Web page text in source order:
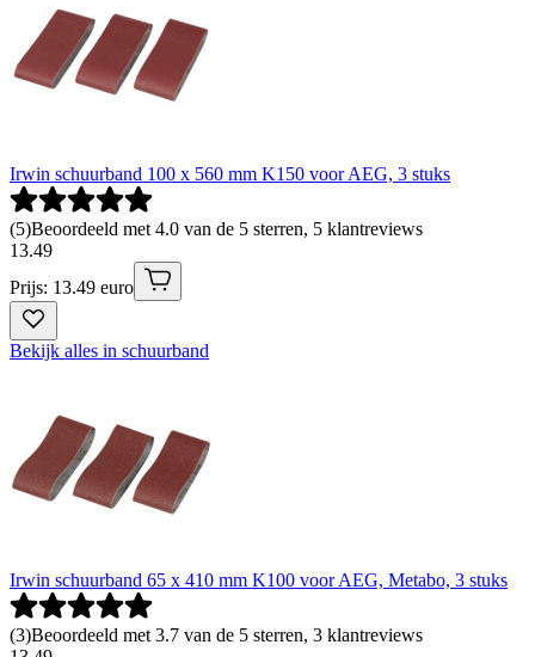
Irwin schuurband 100 x 560 mm K150 voor AEG, 3 stuks
(5)Beoordeeld met 4.0 van de 5 sterren, 5 klantreviews
13.49
Prijs: 13.49 euro
Bekijk alles in schuurband
Irwin schuurband 65 x 410 mm K100 voor AEG, Metabo, 3 stuks
(3)Beoordeeld met 3.7 van de 5 sterren, 3 klantreviews